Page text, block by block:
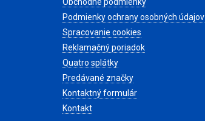
Obchodné podmienky
Podmienky ochrany osobných údajov
Spracovanie cookies
Reklamačný poriadok
Quatro splátky
Predávané značky
Kontaktný formulár
Kontakt